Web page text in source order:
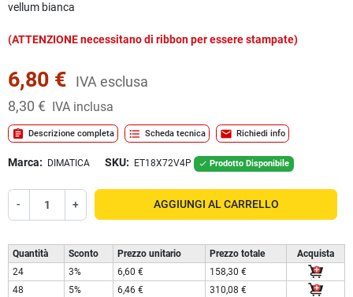
vellum bianca
(ATTENZIONE necessitano di ribbon per essere stampate)
6,80 €
IVA esclusa
8,30 €
IVA inclusa
assignment Descrizione completa format_list_bulleted Scheda tecnica mail Richiedi info
Marca: DIMATICA SKU: ET18X72V4P  Prodotto Disponibile
- + AGGIUNGI AL CARRELLO
Quantità Sconto Prezzo unitario Prezzo totale
Acquista
24
3% 6,60 €
158,30 €
48
5% 6,46 €
310,08 €